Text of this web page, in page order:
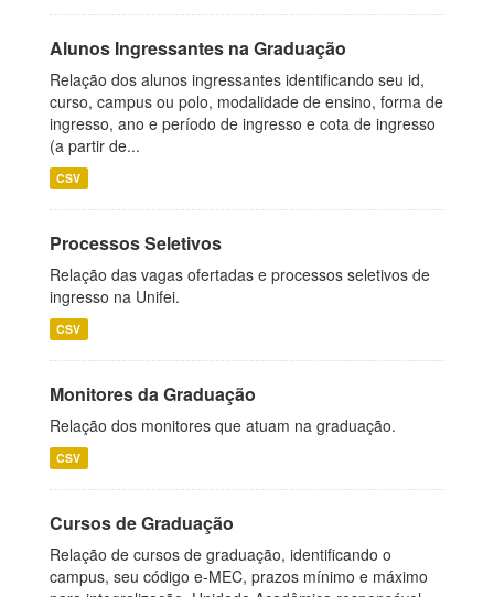
Alunos Ingressantes na Graduação
Relação dos alunos ingressantes identificando seu id,
curso, campus ou polo, modalidade de ensino, forma de
ingresso, ano e período de ingresso e cota de ingresso
(a partir de...
CSV
Processos Seletivos
Relação das vagas ofertadas e processos seletivos de
ingresso na Unifei.
CSV
Monitores da Graduação
Relação dos monitores que atuam na graduação.
CSV
Cursos de Graduação
Relação de cursos de graduação, identificando o
campus, seu código e-MEC, prazos mínimo e máximo